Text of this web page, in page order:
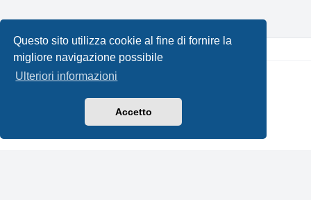
Questo sito utilizza cookie al fine di fornire la
migliore navigazione possibile
Ulteriori informazioni
Accetto
Creato daphpBB® Forum Software © phpBB Limited •
Leenoz.com
phpBB-Italia.it
Condizioni|Tutti gli orari sono